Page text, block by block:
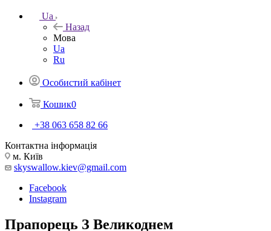
Ua
Назад
Мова
Ua
Ru
Особистий кабінет
Кошик0
+38 063 658 82 66
Контактна інформація
м. Київ
skyswallow.kiev@gmail.com
Facebook
Instagram
Прапорець З Великоднем